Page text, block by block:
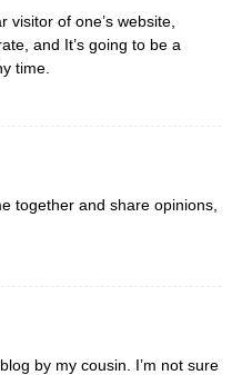
visitor of one’s website,
and It’s going to be a
time.
together and share opinions,
by my cousin. I’m not sure